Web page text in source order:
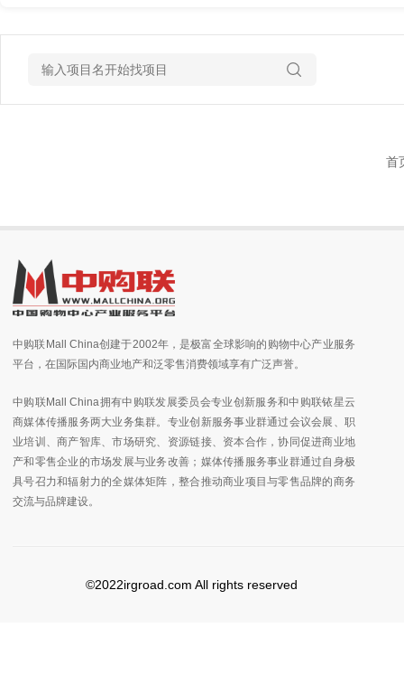
首
中购联Mall China创建于2002年，是极富全球影响的购物中心产业服务
平台，在国际国内商业地产和泛零售消费领域享有广泛声誉。
中购联Mall China拥有中购联发展委员会专业创新服务和中购联铱星云
商媒体传播服务两大业务集群。专业创新服务事业群通过会议会展、职
业培训、商产智库、市场研究、资源链接、资本合作，协同促进商业地
产和零售企业的市场发展与业务改善；媒体传播服务事业群通过自身极
具号召力和辐射力的全媒体矩阵，整合推动商业项目与零售品牌的商务
交流与品牌建设。
©2022irgroad.com All rights reserved